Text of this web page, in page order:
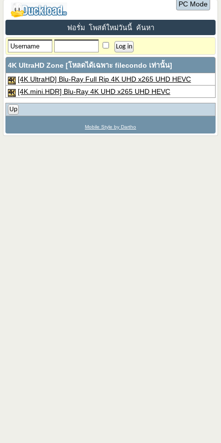
PC Mode
ฟอรั่ม โพสต์ใหม่วันนี้ ค้นหา
4K UltraHD Zone [โหลดได้เฉพาะ filecondo เท่านั้น]
[4K UltraHD] Blu-Ray Full Rip 4K UHD x265 UHD HEVC
[4K.mini.HDR] Blu-Ray 4K UHD x265 UHD HEVC
Up
Mobile Style by Dartho